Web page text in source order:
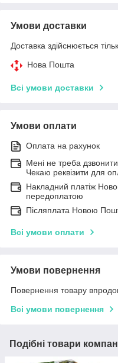
Умови доставки
Доставка здійснюється
Нова Пошта
Всі умови доставки
Умови оплати
Оплата на рахунок
Мені не треба
Чекаю реквізити для
Накладний платіж
передоплатою
Післяплата Новою
Всі умови оплати
Умови повернення
Повернення товару
Всі умови повернення
Подібні товари